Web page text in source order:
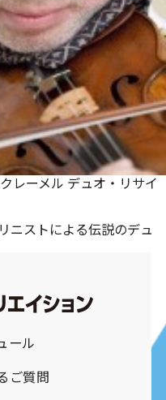
レーメル デュオ・リサイ
ニストによる伝説のデュ
ール
ご質問